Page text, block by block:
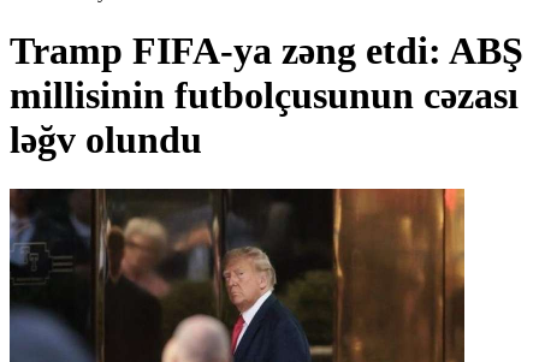
Tramp FIFA-ya zəng etdi: ABŞ
millisinin futbolçusunun cəzası
ləğv olundu